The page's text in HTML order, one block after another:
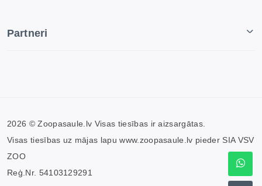
Partneri
2026 © Zoopasaule.lv Visas tiesības ir aizsargātas.
Visas tiesības uz mājas lapu www.zoopasaule.lv pieder SIA VSV
ZOO
Reģ.Nr. 54103129291